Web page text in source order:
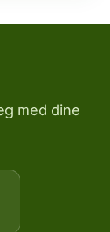
med dine